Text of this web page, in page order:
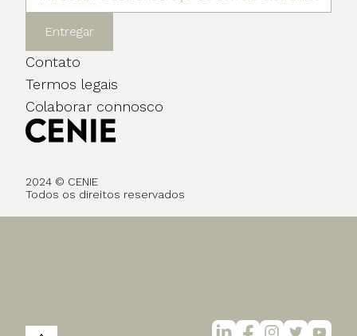
Entregar
Contato
Termos legais
Colaborar connosco
2024 © CENIE
Todos os direitos reservados